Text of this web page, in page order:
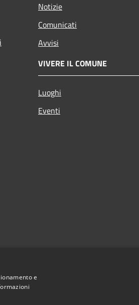
Notizie
Comunicati
Avvisi
VIVERE IL COMUNE
Luoghi
Eventi
e